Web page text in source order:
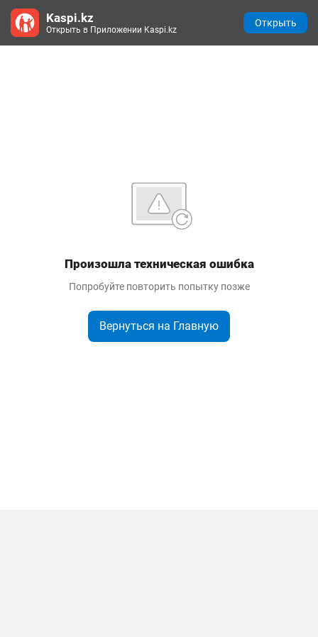
Произошла техническая ошибка
Попробуйте повторить попытку позже
Вернуться на Главную
Kaspi.kz
Открыть в Приложении Kaspi.kz
Открыть